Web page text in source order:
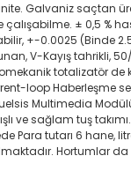
Galvaniz saçtan
± 0,5 %
+-0.0025 (Binde
V-Kayış tahrikli,
totalizatör de
loop Haberleşme
Multimedia
ve sağlam tuş takımı.
Para tutarı 6
Hortumlar da